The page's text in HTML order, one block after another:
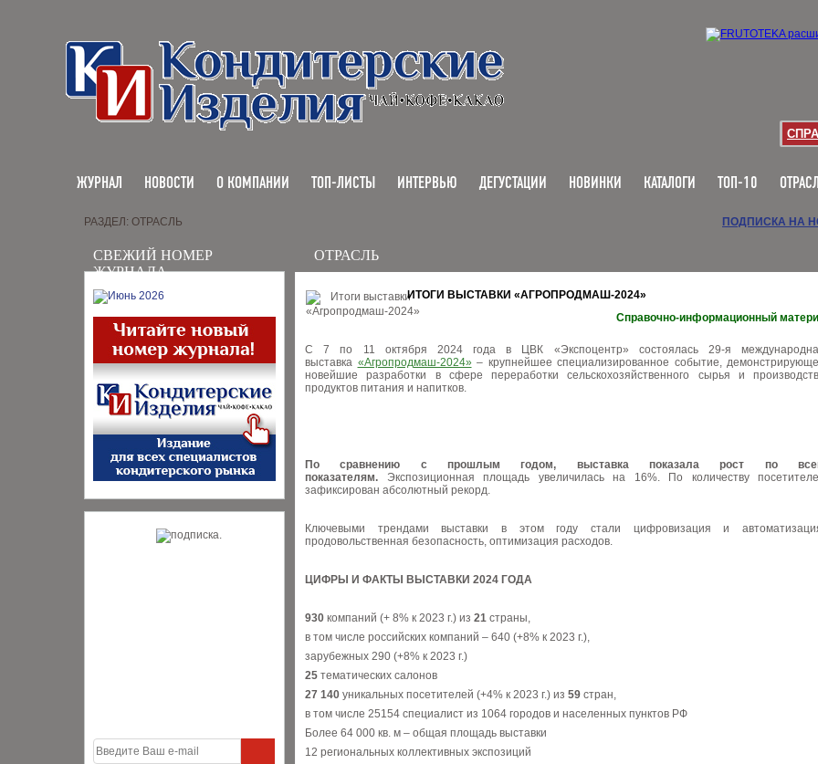
ЖУРНАЛ НОВОСТИ О КОМПАНИИ ТОП-ЛИСТЫ ИНТЕРВЬЮ ДЕГУСТАЦИИ НОВИНКИ КАТАЛОГИ ТОП-10
СВЕЖИЙ НОМЕР
ЖУРНАЛА
РАЗДЕЛ: ОТРАСЛЬ ПОДПИСКА НА
ОТРАСЛЬ
ИТОГИ ВЫСТАВКИ «АГРОПРОДМАШ-2024»
Справочно-информационный
C 7 по 11 октября 2024 года в ЦВК «Экспоцентр» состоялась 29-я
выставка «Агропродмаш-2024»– крупнейшее специализированное событие,
новейшие разработки в сфере переработки сельскохозяйственного сырья и
продуктов питания и напитков.
По сравнению с прошлым годом, выставка показала рост по
показателям. Экспозиционная площадь увеличилась на 16%. По количеству
зафиксирован абсолютный рекорд.
Ключевыми трендами выставки в этом году стали цифровизация и
продовольственная безопасность, оптимизация расходов.
ЦИФРЫ И ФАКТЫ ВЫСТАВКИ 2024 ГОДА
930 компаний (+ 8% к 2023 г.) из 21 страны,
в том числе российских компаний – 640 (+8% к 2023 г.),
зарубежных 290 (+8% к 2023 г.)
25 тематических салонов
27 140 уникальных посетителей (+4% к 2023 г.) из 59 стран,
в том числе 25154 специалист из 1064 городов и населенных пунктов РФ
Более 64 000 кв. м – общая площадь выставки
12 региональных коллективных экспозиций